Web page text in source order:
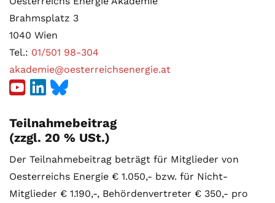
Brahmsplatz 3
1040 Wien
Tel.: 01/501 98-304
akademie@oesterreichsenergie.at
Teilnahmebeitrag
(zzgl. 20 % USt.)
Der Teilnahmebeitrag beträgt für Mitglieder von
Oesterreichs Energie € 1.050,- bzw. für Nicht-
Mitglieder € 1.190,-, Behördenvertreter € 350,- pro